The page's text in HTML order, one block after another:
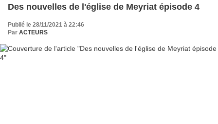
Des nouvelles de l'église de Meyriat épisode 4
Publié le 28/11/2021 à 22:46
Par ACTEURS